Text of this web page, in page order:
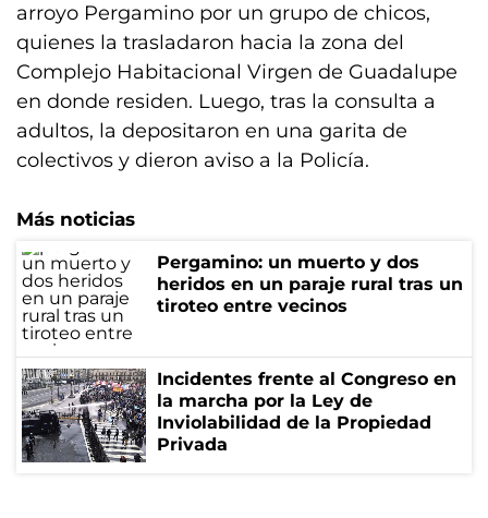
arroyo Pergamino por un grupo de chicos,
quienes la trasladaron hacia la zona del
Complejo Habitacional Virgen de Guadalupe
en donde residen. Luego, tras la consulta a
adultos, la depositaron en una garita de
colectivos y dieron aviso a la Policía.
Más noticias
Pergamino: un muerto y dos
heridos en un paraje rural tras un
tiroteo entre vecinos
Incidentes frente al Congreso en
la marcha por la Ley de
Inviolabilidad de la Propiedad
Privada